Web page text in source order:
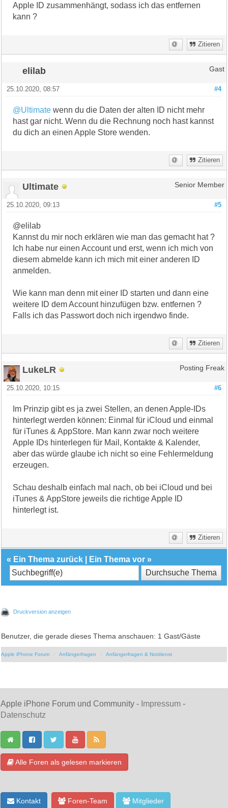
Apple ID zusammenhängt, sodass ich das entfernen
kann ?
Zitieren
elilab Gast
#4
25.10.2020, 08:57
@Ultimate wenn du die Daten der alten ID nicht mehr
hast gar nicht. Wenn du die Rechnung noch hast kannst
du dich an einen Apple Store wenden.
Zitieren
Ultimate Senior Member
#5
25.10.2020, 09:13
@elilab
Kannst du mir noch erklären wie man das gemacht hat ?
Ich habe nur einen Account und erst, wenn ich mich von
diesem abmelde kann ich mich mit einer anderen ID
anmelden.
Wie kann man denn mit einer ID starten und dann eine
weitere ID dem Account hinzufügen bzw. entfernen ?
Falls ich das Passwort doch nich irgendwo finde.
Zitieren
LukeLR Posting Freak
#6
25.10.2020, 10:15
Im Prinzip gibt es ja zwei Stellen, an denen Apple-IDs
hinterlegt werden können: Einmal für iCloud und einmal
für iTunes & AppStore. Man kann zwar noch weitere
Apple IDs hinterlegen für Mail, Kontakte & Kalender,
aber das würde glaube ich nicht so eine Fehlermeldung
erzeugen.
Schau deshalb einfach mal nach, ob bei iCloud und bei
iTunes & AppStore jeweils die richtige Apple ID
hinterlegt ist.
Zitieren
« Ein Thema zurück Ein Thema vor »
Druckversion anzeigen
Benutzer, die gerade dieses Thema anschauen: 1 Gast/Gäste
Apple iPhone Forum Anfängerfragen Anfängerfragen & Notdienst
Apple iPhone Forum und Community - Impressum -
Datenschutz
Alle Foren als gelesen markieren
Kontakt Foren-Team Mitglieder